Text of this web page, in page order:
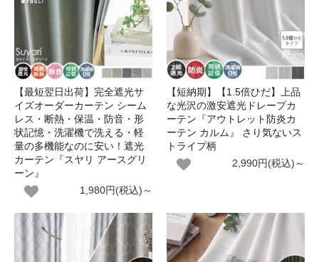
【最短翌日出荷】完全遮光サ
イズオーダーカーテン シーム
レス・断熱・保温・防音・形
状記憶・洗濯機で洗える・軽
量の多機能なのに安い！遮光
カーテン『スヤリ アースグリ
ーン』
1,980円(税込)～
【短納期】【1.5倍ひだ】上品
な光沢の激安遮光ドレープカ
ーテン『アウトレット防炎カ
ーテン カルム』 さり気ないス
トライプ柄
2,990円(税込)～